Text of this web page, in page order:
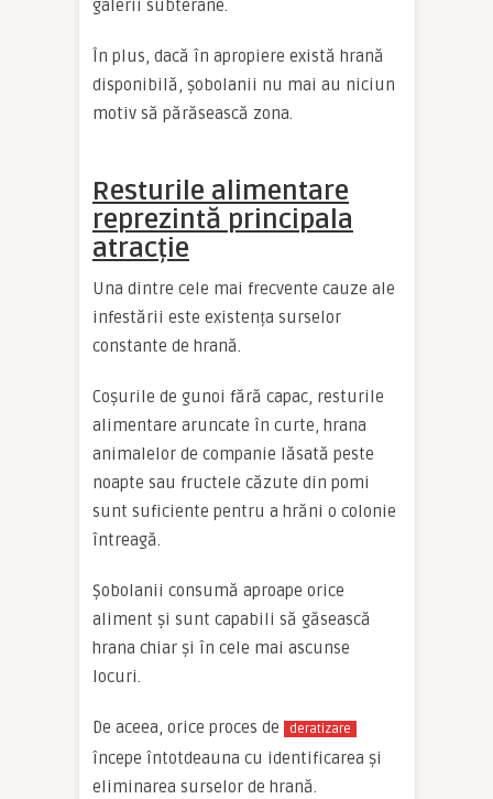
galerii subterane.
În plus, dacă în apropiere există hrană
disponibilă, șobolanii nu mai au niciun
motiv să părăsească zona.
Resturile alimentare
reprezintă principala
atracție
Una dintre cele mai frecvente cauze ale
infestării este existența surselor
constante de hrană.
Coșurile de gunoi fără capac, resturile
alimentare aruncate în curte, hrana
animalelor de companie lăsată peste
noapte sau fructele căzute din pomi
sunt suficiente pentru a hrăni o colonie
întreagă.
Șobolanii consumă aproape orice
aliment și sunt capabili să găsească
hrana chiar și în cele mai ascunse
locuri.
De aceea, orice proces de deratizare
începe întotdeauna cu identificarea și
eliminarea surselor de hrană.